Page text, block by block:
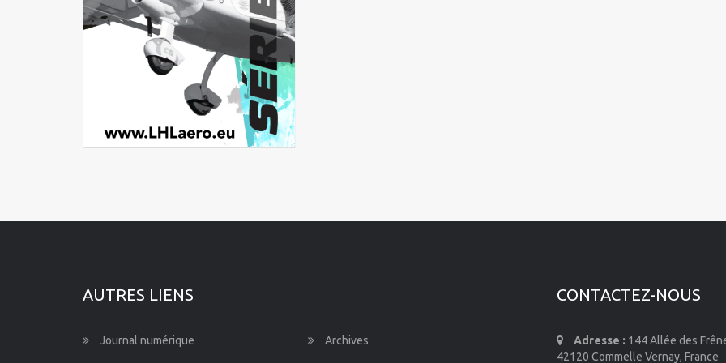
AUTRES LIENS
Journal numérique Archives
CONTACTEZ-NOUS
Adresse : 144 Allée des
42120 Commelle Vernay, France